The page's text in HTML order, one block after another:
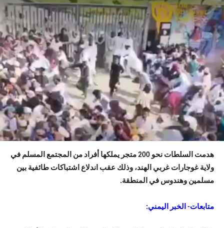
هدمت السلطات نحو 200 متجر يملكها أفراد من المجتمع المسلم في
ولاية غوجارات غربي الهند، وذلك عقب اندلاع اشتباكات طائفية بين
مسلمين وهندوس في المنطقة.
متابعات- الخبر اليمني: